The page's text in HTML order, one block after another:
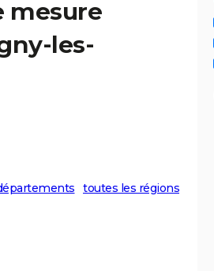
mesure
les-
toutes les régions